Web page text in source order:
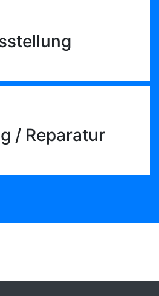
/ Reparatur